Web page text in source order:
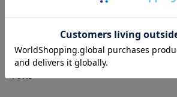
PICK UP❷
翌朝の髪に差がつく、
梅雨のナイトケア